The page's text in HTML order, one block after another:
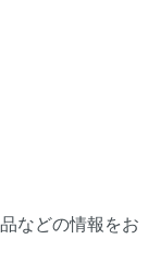
などの情報をお